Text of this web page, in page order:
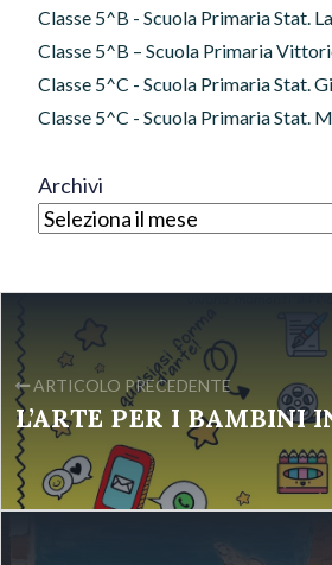
Classe 5^B - Scuola Primaria Stat.
Classe 5^B – Scuola Primaria
Classe 5^C - Scuola Primaria Stat.
Classe 5^C - Scuola Primaria Stat.
Archivi
ARTICOLO PRECEDENTE
L’ARTE PER I BAMBINI